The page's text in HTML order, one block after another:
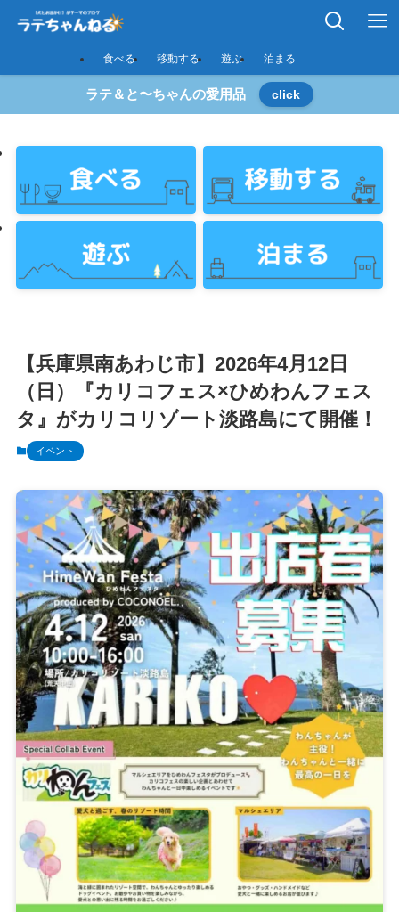
食べる 移動する 遊ぶ 泊まる
ラテ＆と〜ちゃんの愛用品 click
【兵庫県南あわじ市】2026年4月12日
（日）『カリコフェス×ひめわんフェス
タ』がカリコリゾート淡路島にて開催！
イベント